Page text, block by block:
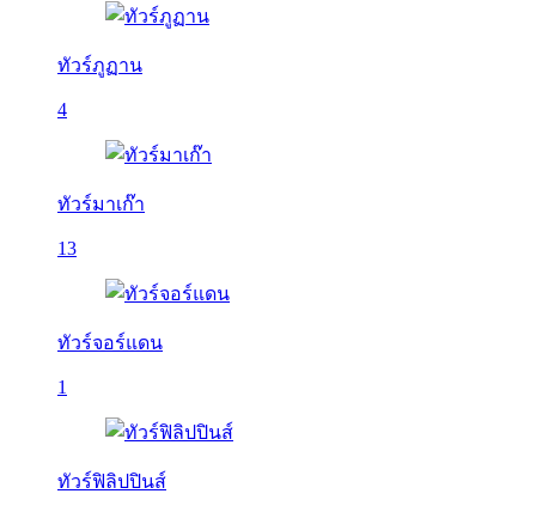
ทัวร์ภูฏาน
4
ทัวร์มาเก๊า
13
ทัวร์จอร์แดน
1
ทัวร์ฟิลิปปินส์